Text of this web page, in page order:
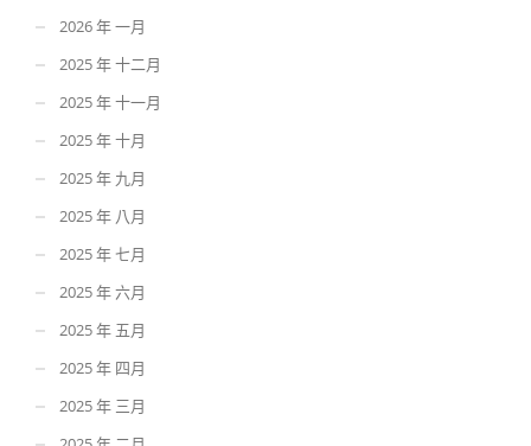
2026 年 一月
2025 年 十二月
2025 年 十一月
2025 年 十月
2025 年 九月
2025 年 八月
2025 年 七月
2025 年 六月
2025 年 五月
2025 年 四月
2025 年 三月